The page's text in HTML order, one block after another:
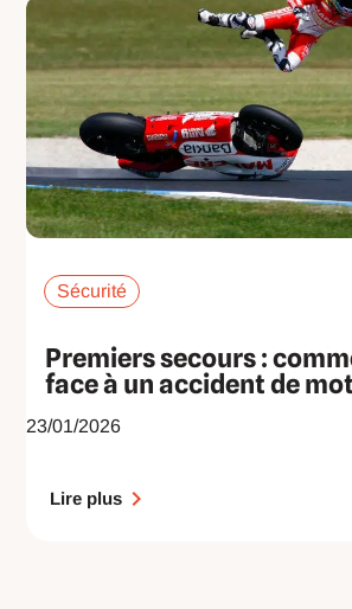
Sécurité
Premiers secours :
face à un accident de
23/01/2026
Lire plus